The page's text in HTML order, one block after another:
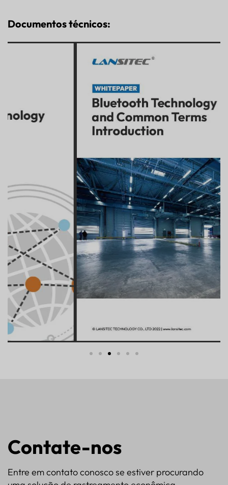
Documentos técnicos:
Contate-nos
Entre em contato conosco se estiver procurando